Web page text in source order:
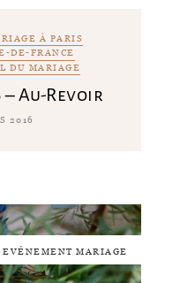
À PARIS
DE-FRANCE
DU MARIAGE
– Au-Revoir
2016
EVÉNEMENT MARIAGE